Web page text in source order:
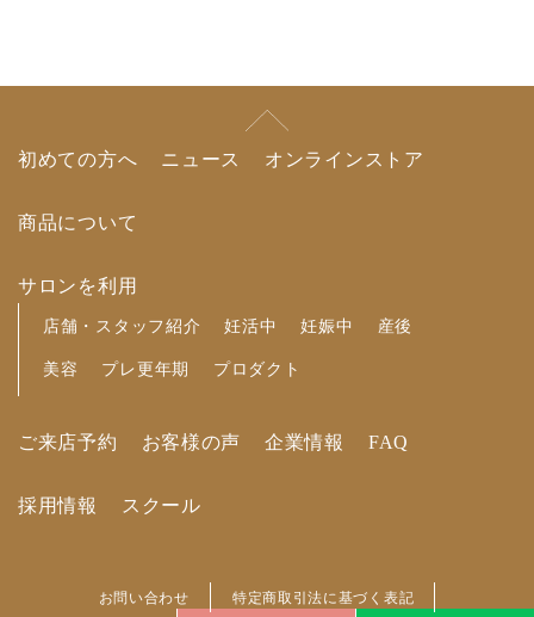
初めての方へ ニュース オンラインストア
商品について
サロンを利用
店舗・スタッフ紹介
妊活中 妊娠中 産後
美容 プレ更年期 プロダクト
ご来店予約 お客様の声 企業情報 FAQ
採用情報 スクール
お問い合わせ 特定商取引法に基づく表記